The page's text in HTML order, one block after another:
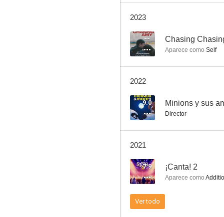
2023
-- Chasing
Aparece como Self
2022
9.0 Minions y sus
Director
2021
7.9 ¡Canta! 2
Aparece como
Ver todo